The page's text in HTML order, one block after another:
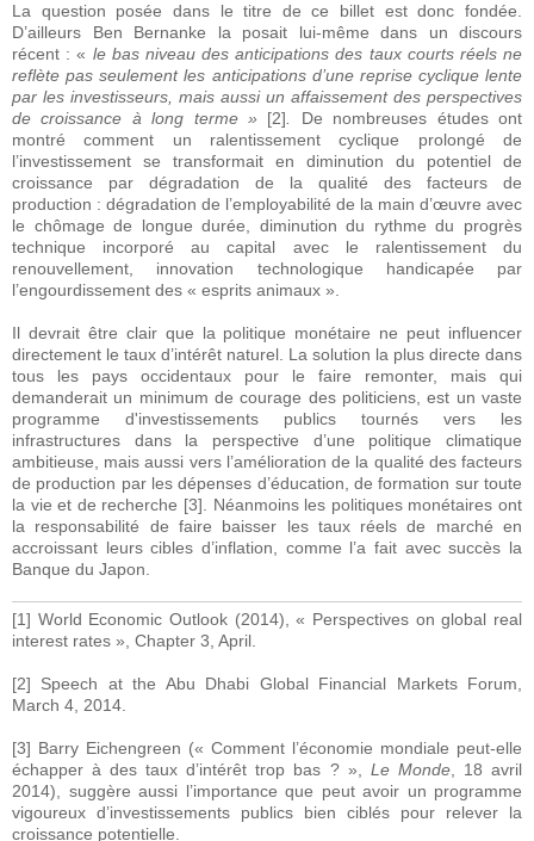
La question posée dans le titre de ce billet est donc fondée.
D’ailleurs Ben Bernanke la posait lui-même dans un discours
récent : « le bas niveau des anticipations des taux courts réels ne
reflète pas seulement les anticipations d’une reprise cyclique lente
par les investisseurs, mais aussi un affaissement des perspectives
de croissance à long terme » [2].
De nombreuses études ont
montré comment un ralentissement cyclique prolongé de
l’investissement se transformait en diminution du potentiel de
croissance par dégradation de la qualité des facteurs de
production : dégradation de l’employabilité de la main d’œuvre avec
le chômage de longue durée, diminution du rythme du progrès
technique incorporé au capital avec le ralentissement du
renouvellement, innovation technologique handicapée par
l’engourdissement des « esprits animaux ».
Il devrait être clair que la politique monétaire ne peut influencer
directement le taux d’intérêt naturel. La solution la plus directe dans
tous les pays occidentaux pour le faire remonter, mais qui
demanderait un minimum de courage des politiciens, est un vaste
programme d'investissements publics tournés vers les
infrastructures dans la perspective d’une politique climatique
ambitieuse, mais aussi vers l’amélioration de la qualité des facteurs
de production par les dépenses d’éducation, de formation sur toute
la vie et de recherche [3]. Néanmoins les politiques monétaires ont
la responsabilité de faire baisser les taux réels de marché en
accroissant leurs cibles d’inflation, comme l’a fait avec succès la
Banque du Japon.
[1] World Economic Outlook (2014), « Perspectives on global real
interest rates », Chapter 3, April.
[2] Speech at the Abu Dhabi Global Financial Markets Forum,
March 4, 2014.
[3] Barry Eichengreen (« Comment l’économie mondiale peut-elle
échapper à des taux d’intérêt trop bas ? », Le Monde, 18 avril
2014), suggère aussi l’importance que peut avoir un programme
vigoureux d’investissements publics bien ciblés pour relever la
croissance potentielle.